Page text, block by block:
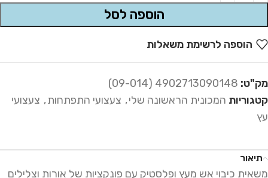
הוספה לסל
הוספה לרשימת משאלות
מק"ט: 4902713090148 (09-014)
קטגוריות המכונית הראשונה שלי, צעצועי התפתחות, צעצועי
עץ
תיאור
משאית כיבוי אש מעץ ופלסטיק עם פונקציות של אורות וצלילים